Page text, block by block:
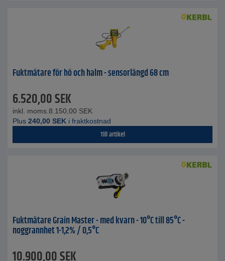
Fuktmätare för hö och halm - sensorlängd 68 cm
6.520,00SEK
inkl. moms. 8.150,00 SEK
Plus 240,00 SEK i fraktkostnad
Till artikel
Fuktmätare Grain Master - med kvarn - 10°C till 85°C -
noggrannhet 1-1,2% / 0,5°C
10.900,00SEK